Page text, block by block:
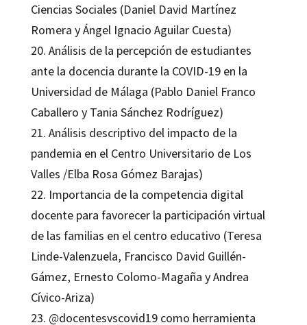
Ciencias Sociales (Daniel David Martínez
Romera y Ángel Ignacio Aguilar Cuesta)
20. Análisis de la percepción de estudiantes
ante la docencia durante la COVID-19 en la
Universidad de Málaga (Pablo Daniel Franco
Caballero y Tania Sánchez Rodríguez)
21. Análisis descriptivo del impacto de la
pandemia en el Centro Universitario de Los
Valles /Elba Rosa Gómez Barajas)
22. Importancia de la competencia digital
docente para favorecer la participación virtual
de las familias en el centro educativo (Teresa
Linde-Valenzuela, Francisco David Guillén-
Gámez, Ernesto Colomo-Magaña y Andrea
Cívico-Ariza)
23. @docentesvscovid19 como herramienta